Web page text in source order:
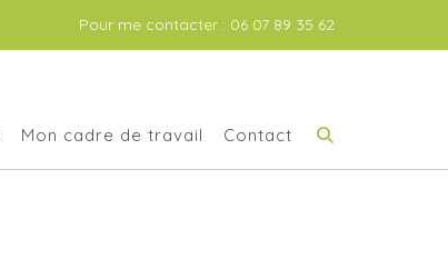
Pour me contacter : 06 07 89 35 62
Mon cadre de travail Contact